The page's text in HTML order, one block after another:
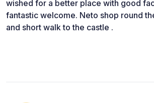
wished for a better place with good
fantastic welcome. Neto shop round
and short walk to the castle .